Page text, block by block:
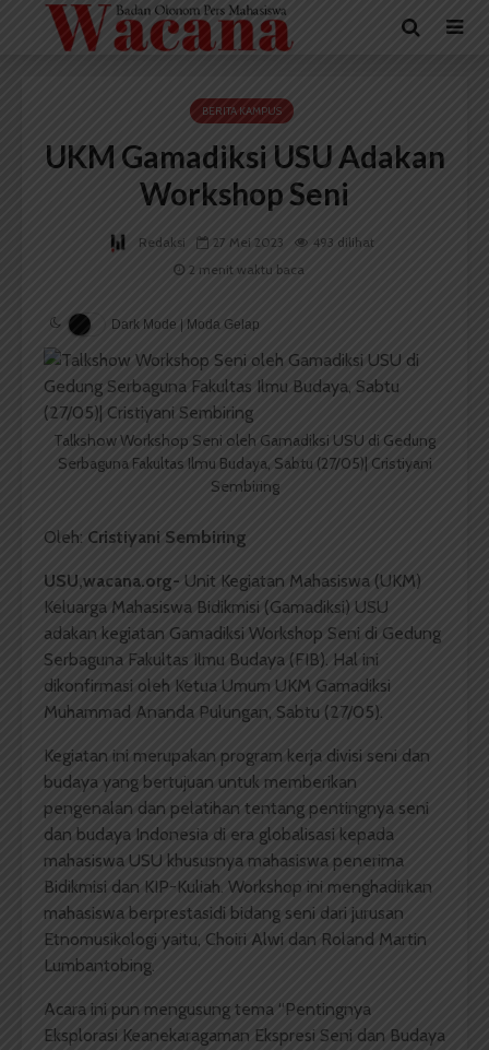
BERITA KAMPUS
UKM Gamadiksi USU Adakan
Workshop Seni
Redaksi 27 Mei 2023
493 dilihat
2 menit waktu baca
Dark Mode | Moda Gelap
Talkshow Workshop Seni oleh Gamadiksi USU di Gedung
Serbaguna Fakultas Ilmu Budaya, Sabtu (27/05)| Cristiyani
Sembiring
Oleh: Cristiyani Sembiring
USU,wacana.org- Unit Kegiatan Mahasiswa (UKM)
Keluarga Mahasiswa Bidikmisi (Gamadiksi) USU
adakan kegiatan Gamadiksi Workshop Seni di Gedung
Serbaguna Fakultas Ilmu Budaya (FIB). Hal ini
dikonfirmasi oleh Ketua Umum UKM Gamadiksi
Muhammad Ananda Pulungan, Sabtu (27/05).
Kegiatan ini merupakan program kerja divisi seni dan
budaya yang bertujuan untuk memberikan
pengenalan dan pelatihan tentang pentingnya seni
dan budaya Indonesia di era globalisasi kepada
mahasiswa USU khususnya mahasiswa penerima
Bidikmisi dan KIP-Kuliah. Workshop ini menghadirkan
mahasiswa berprestasidi bidang seni dari jurusan
Etnomusikologi yaitu, Choiri Alwi dan Roland Martin
Lumbantobing.
Acara ini pun mengusung tema “Pentingnya
Eksplorasi Keanekaragaman Ekspresi Seni dan Budaya